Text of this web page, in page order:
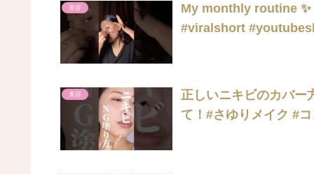
美容
My monthly routine
#viralshort
美容
正しいニキビのカバ
て！#さゆりメイク #